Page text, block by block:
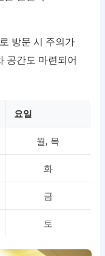
방문 시 주의가
공간도 마련되어
요일
월, 목
화
금
토